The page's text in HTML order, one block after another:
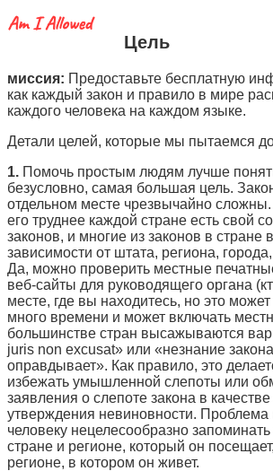
Цель
миссия: Предоставьте бесплатную
как каждый закон и правило в мире
каждого человека на каждом языке.
Детали целей, которые мы пытаемся
1. Помочь простым людям лучше
безусловно, самая большая цель.
отдельном месте чрезвычайно
его труднее каждой стране есть свой
законов, и многие из законов в стране
зависимости от штата, региона,
Да, можно проверить местные
веб-сайты для руководящего органа
месте, где вы находитесь, но это может
много времени и может включать
большинстве стран высажываются
juris non excusat» или «незнание
оправдывает». Как правило, это
избежать умышленной слепоты или
заявления о слепоте закона в
утверждения невиновности. Проблема
человеку нецелесообразно
стране и регионе, который он
регионе, в котором он живет.